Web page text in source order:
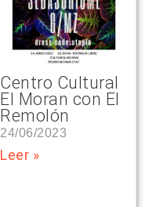
Centro Cultural
El Moran con El
Remolón
24/06/2023
Leer »